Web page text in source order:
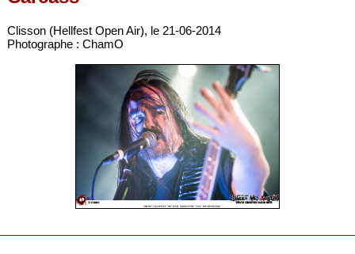
Clisson (Hellfest Open Air), le 21-06-2014
Photographe : ChamO